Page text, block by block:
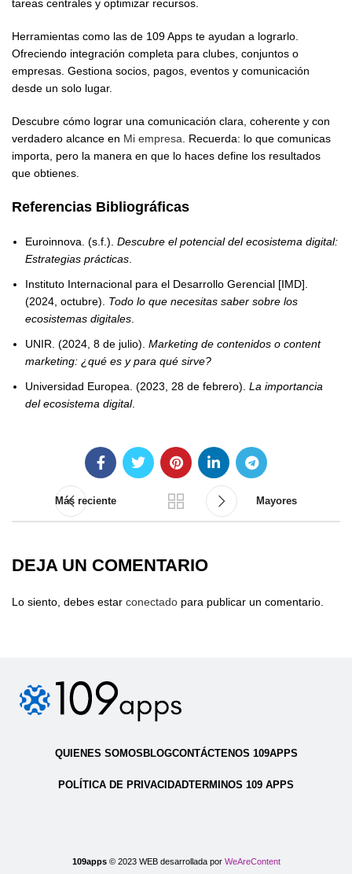
tareas centrales y optimizar recursos.
Herramientas como las de 109 Apps te ayudan a lograrlo.
Ofreciendo integración completa para clubes, conjuntos o
empresas. Gestiona socios, pagos, eventos y comunicación
desde un solo lugar.
Descubre cómo lograr una comunicación clara, coherente y con
verdadero alcance en Mi empresa . Recuerda: lo que comunicas
importa, pero la manera en que lo haces define los resultados
que obtienes.
Referencias Bibliográficas
Euroinnova. (s.f.). Descubre el potencial del ecosistema digital:
Estrategias prácticas
Instituto Internacional para el Desarrollo Gerencial [IMD].
(2024, octubre). Todo lo que necesitas saber sobre los
ecosistemas digitales
UNIR. (2024, 8 de julio). Marketing de contenidos o content
marketing: ¿qué es y para qué sirve?
Universidad Europea. (2023, 28 de febrero). La importancia
del ecosistema digital.
Más reciente Mayores
DEJA UN COMENTARIO
Lo siento, debes estar conectado para publicar un comentario.
QUIENES SOMOS BLOGCONTÁCTENOS 109APPS
POLÍTICA DE PRIVACIDADTERMINOS 109 APPS
109apps© 2023 WEB desarrollada por WeAreContent